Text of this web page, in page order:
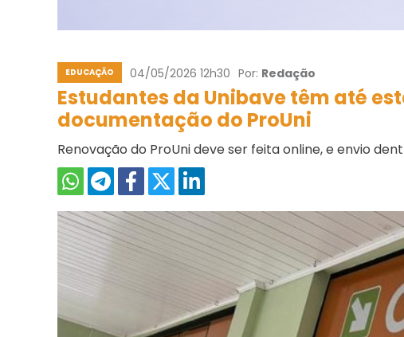
EDUCAÇÃO 04/05/2026 12h30 Por: Redação
Estudantes da Unibave têm até
documentação do ProUni
Renovação do ProUni deve ser feita online, e envio